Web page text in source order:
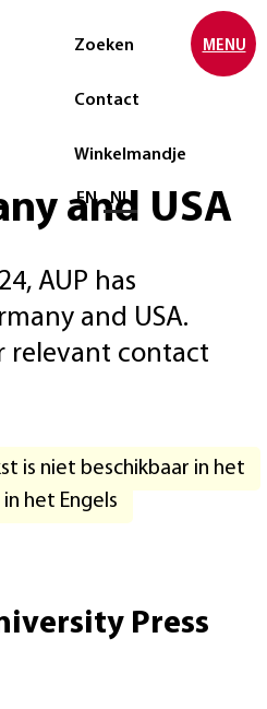
Zoeken
Contact
Winkelmandje
Selecteer taal
EN NL
MENU
and USA
AUP has
and USA.
relevant contact
is niet beschikbaar in het
het Engels
Press